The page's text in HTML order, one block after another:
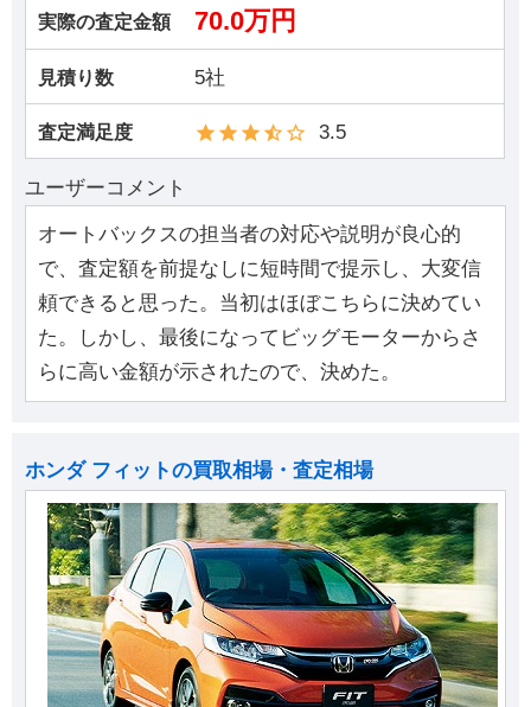
実際の査定金額 70.0万円
見積り数 5社
査定満足度 3.5
ユーザーコメント
オートバックスの担当者の対応や説明が良心的
で、査定額を前提なしに短時間で提示し、大変信
頼できると思った。当初はほぼこちらに決めてい
た。しかし、最後になってビッグモーターからさ
らに高い金額が示されたので、決めた。
ホンダ フィットの買取相場・査定相場